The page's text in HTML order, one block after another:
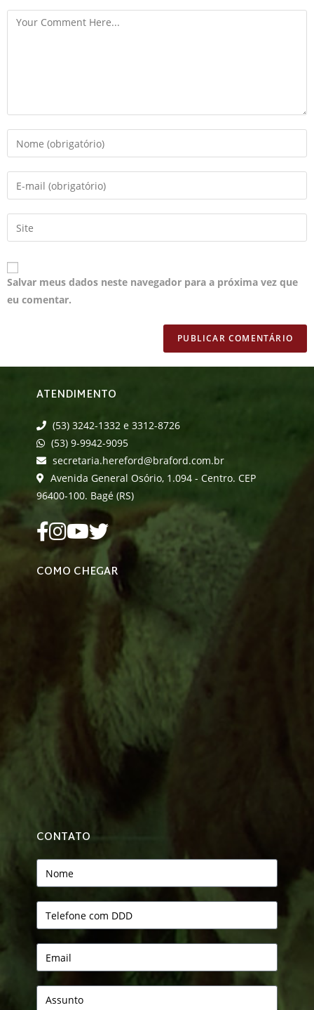
Salvar meus dados neste navegador para a próxima vez que
eu comentar.
ATENDIMENTO
(53) 3242-1332 e 3312-8726
(53) 9-9942-9095
secretaria.hereford@braford.com.br
Avenida General Osório, 1.094 - Centro. CEP
96400-100. Bagé (RS)
COMO CHEGAR
CONTATO